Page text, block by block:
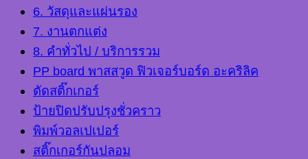
6. วัสดุและแผ่นรอง
7. งานตกแต่ง
8. คำทั่วไป / บริการรวม
PP board พาสสวูด ฟิวเจอร์บอร์ด อะคริลิค
ตัดสติ๊กเกอร์
ป้ายปิดปรับปรุงชั่วคราว
พิมพ์วอลเปเปอร์
สติ๊กเกอร์กันปลอม